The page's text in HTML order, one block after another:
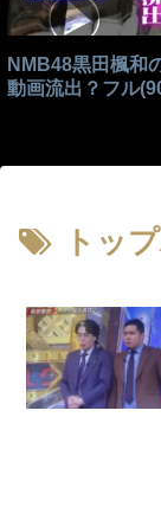
NMB48黒田楓和
動画流出？フル
トッ